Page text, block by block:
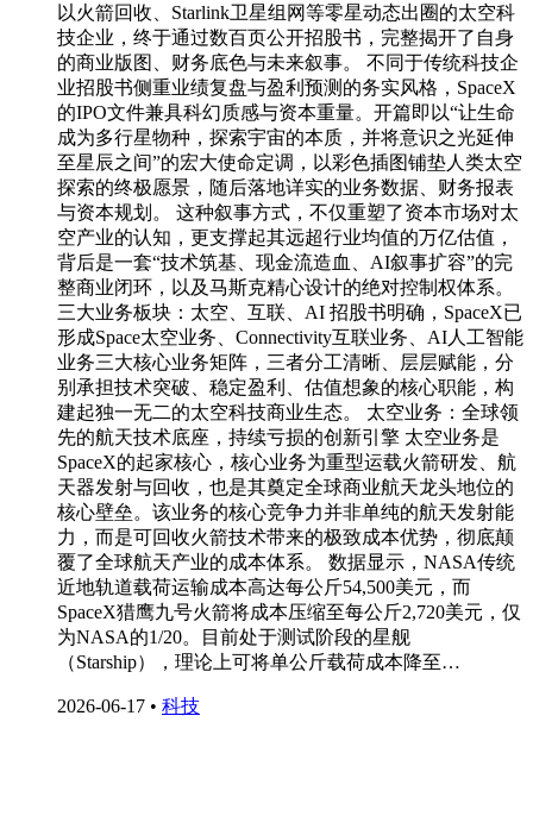
以火箭回收、Starlink卫星组网等零星动态出圈的太空科
技企业，终于通过数百页公开招股书，完整揭开了自身
的商业版图、财务底色与未来叙事。 不同于传统科技企
业招股书侧重业绩复盘与盈利预测的务实风格，SpaceX
的IPO文件兼具科幻质感与资本重量。开篇即以“让生命
成为多行星物种，探索宇宙的本质，并将意识之光延伸
至星辰之间”的宏大使命定调，以彩色插图铺垫人类太空
探索的终极愿景，随后落地详实的业务数据、财务报表
与资本规划。 这种叙事方式，不仅重塑了资本市场对太
空产业的认知，更支撑起其远超行业均值的万亿估值，
背后是一套“技术筑基、现金流造血、AI叙事扩容”的完
整商业闭环，以及马斯克精心设计的绝对控制权体系。
三大业务板块：太空、互联、AI 招股书明确，SpaceX已
形成Space太空业务、Connectivity互联业务、AI人工智能
业务三大核心业务矩阵，三者分工清晰、层层赋能，分
别承担技术突破、稳定盈利、估值想象的核心职能，构
建起独一无二的太空科技商业生态。 太空业务：全球领
先的航天技术底座，持续亏损的创新引擎 太空业务是
SpaceX的起家核心，核心业务为重型运载火箭研发、航
天器发射与回收，也是其奠定全球商业航天龙头地位的
核心壁垒。该业务的核心竞争力并非单纯的航天发射能
力，而是可回收火箭技术带来的极致成本优势，彻底颠
覆了全球航天产业的成本体系。 数据显示，NASA传统
近地轨道载荷运输成本高达每公斤54,500美元，而
SpaceX猎鹰九号火箭将成本压缩至每公斤2,720美元，仅
为NASA的1/20。目前处于测试阶段的星舰
（Starship），理论上可将单公斤载荷成本降至…
2026-06-17 • 科技